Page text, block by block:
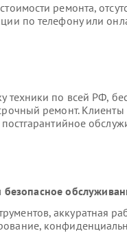
ремонта,
по телефону или
техники по всей РФ,
ремонт. Клиенты
аккуратная